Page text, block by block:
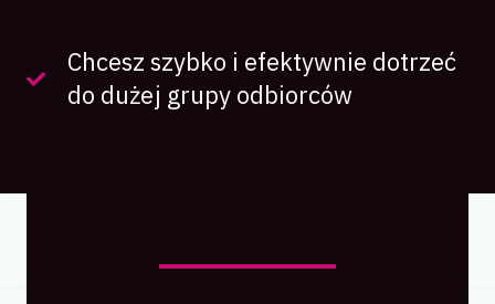
Chcesz szybko i efektywnie dotrzeć
do dużej grupy odbiorców